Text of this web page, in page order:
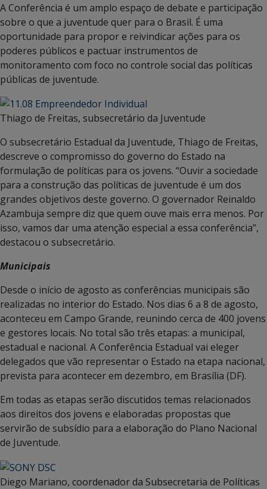
A Conferência é um amplo espaço de debate e participação
sobre o que a juventude quer para o Brasil. É uma
oportunidade para propor e reivindicar ações para os
poderes públicos e pactuar instrumentos de
monitoramento com foco no controle social das políticas
públicas de juventude.
Thiago de Freitas, subsecretário da Juventude
O subsecretário Estadual da Juventude, Thiago de Freitas,
descreve o compromisso do governo do Estado na
formulação de políticas para os jovens. “Ouvir a sociedade
para a construção das políticas de juventude é um dos
grandes objetivos deste governo. O governador Reinaldo
Azambuja sempre diz que quem ouve mais erra menos. Por
isso, vamos dar uma atenção especial a essa conferência”,
destacou o subsecretário.
Municipais
Desde o início de agosto as conferências municipais são
realizadas no interior do Estado. Nos dias 6 a 8 de agosto,
aconteceu em Campo Grande, reunindo cerca de 400 jovens
e gestores locais. No total são três etapas: a municipal,
estadual e nacional. A Conferência Estadual vai eleger
delegados que vão representar o Estado na etapa nacional,
prevista para acontecer em dezembro, em Brasília (DF).
Em todas as etapas serão discutidos temas relacionados
aos direitos dos jovens e elaboradas propostas que
servirão de subsídio para a elaboração do Plano Nacional
de Juventude.
Diego Mariano, coordenador da Subsecretaria de Políticas